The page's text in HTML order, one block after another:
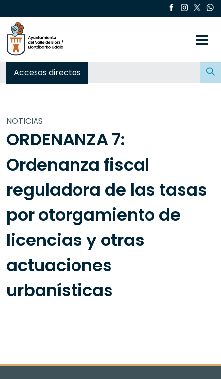
Accesos directos
Buscar:
NOTICIAS
ORDENANZA 7:
Ordenanza fiscal
reguladora de las tasas
por otorgamiento de
licencias y otras
actuaciones
urbanísticas